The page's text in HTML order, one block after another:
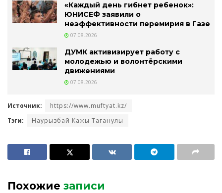
«Каждый день гибнет ребенок»:
ЮНИСЕФ заявили о
неэффективности перемирия в Газе
07.08.2026
ДУМК активизирует работу с
молодежью и волонтёрскими
движениями
07.08.2026
Источник:
https://www.muftyat.kz/
Тэги:
Наурызбай Кажы Таганулы
Похожие записи